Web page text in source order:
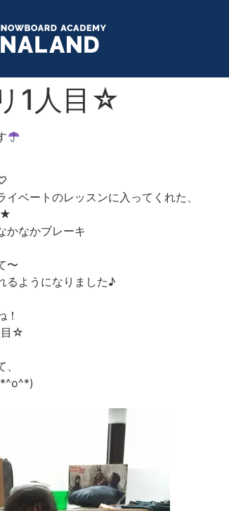
1人目☆
イベートのレッスンに入ってくれた、
★
かなかブレーキ
〜
るようになりました♪
！
目☆